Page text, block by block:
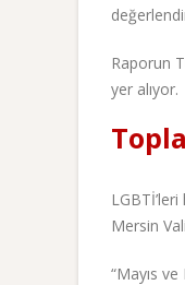
Raporun
yer alıyor.
Mersin
“Mayıs